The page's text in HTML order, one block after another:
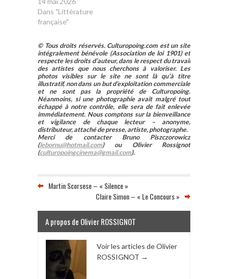
Dans "Littérature
française"
© Tous droits réservés. Culturopoing.com est un site
intégralement bénévole (Association de loi 1901) et
respecte les droits d’auteur, dans le respect du travail
des artistes que nous cherchons à valoriser. Les
photos visibles sur le site ne sont là qu’à titre
illustratif, non dans un but d’exploitation commerciale
et ne sont pas la propriété de Culturopoing.
Néanmoins, si une photographie avait malgré tout
échappé à notre contrôle, elle sera de fait enlevée
immédiatement. Nous comptons sur la bienveillance
et vigilance de chaque lecteur – anonyme,
distributeur, attaché de presse, artiste, photographe.
Merci de contacter Bruno Piszczorowicz
(lebornu@hotmail.com) ou Olivier Rossignot
(culturopoingcinema@gmail.com).
Martin Scorsese – « Silence »
Claire Simon – « Le Concours »
A propos de Olivier ROSSIGNOT
Voir les articles de Olivier
ROSSIGNOT →